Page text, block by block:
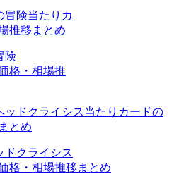
険
格・相場推
ドクライシス
格・相場推移まとめ